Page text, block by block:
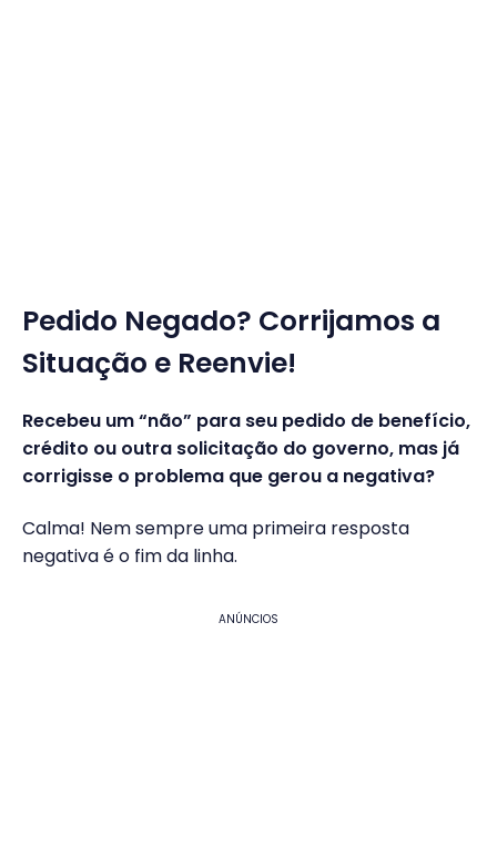
Pedido Negado? Corrijamos a
Situação e Reenvie!
Recebeu um “não” para seu pedido de benefício,
crédito ou outra solicitação do governo, mas já
corrigisse o problema que gerou a negativa?
Calma! Nem sempre uma primeira resposta
negativa é o fim da linha.
ANÚNCIOS